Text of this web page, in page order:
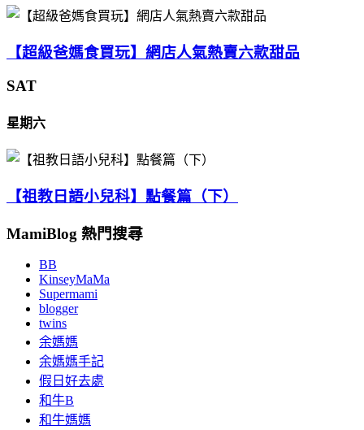
【超級爸媽食買玩】網店人氣熱賣六款甜品
SAT
星期六
【祖教日語小兒科】點餐篇（下）
MamiBlog 熱門搜尋
BB
KinseyMaMa
Supermami
blogger
twins
余媽媽
余媽媽手記
假日好去處
和牛B
和牛媽媽